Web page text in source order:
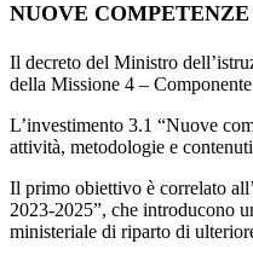
NUOVE
Il decreto del Ministro
della Missione 4 –
L’investimento 3.1 “Nuove
attività, metodologie e
Il primo obiettivo è correlato
2023-2025”, che introducono
ministeriale di riparto di